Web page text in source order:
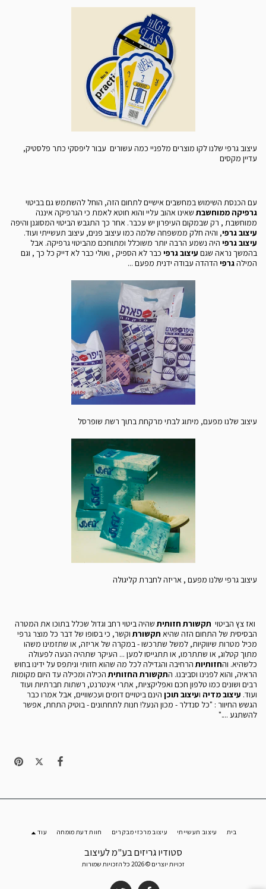
עיצוב גרפי שלנו לקו מוצרים מלפניי כמה עשורים עבור ליפסקי כתר פלסטיק,
עדיין מקסים
עם הכנסת השימוש במחשבים אישיים לתחום הזה, הוחל להשתמש גם בביטוי
גרפיקה ממוחשבתשאינו אהוב עליי והוא חוטא לאמת כי הגרפיקה איננה
ממוחשבת , רק שבמקום העיפרון יש עכבר. אחר כך התגבש הביטוי המסוגנן והיפה
עיצוב גרפי, והיה חלק ממשפחה שלמה כמו עיצוב פנים, עיצוב תעשייתי ועוד.
עיצוב גרפי היה נשמע הרבה יותר משוכלל ומתוחכם מהביטוי גרפיקה. אבל
בהמשך נראה שגם עיצוב גרפי כבר לא הספיק , ואולי כבר לא דייק כל כך , וגם
המילהגרפי הדהדה עבודה ידנית מפעם ...
עיצוב שלנו מפעם, מיתוג לבתי מרקחת בתוך רשת שופרסל
עיצוב גרפי שלנו מפעם , אריזה לחברת קליגולה
ואז צץ הביטוי תקשורת חזותיתשהיה ביטוי רחב וגדול שכלל בתוכו את המטרה
הבסיסית של התחום הזה שהיא תקשורתוקשר, כי בסופו של דבר כל מוצר גרפי
מכיל מטרות שיווקיות, למשל שתרכשו - במקרה של אריזה, או שתזמינו משהו
מתוך קטלוג, או שתתרמו, או תתגייסו למען ... העיקר שתהיה הנעה לפעולה
כלשהיא. והחזותיותהרחיבה והגדילה לכל מה שהוא חזותי וניתפס על ידינו בחוש
הראיה, והוא לפנינו וסביבנו. התקשורת החזותיתהכילה ומכילה עד היום מקומות
רבים ושונים כמו טלפון חכם ואפליקציות, אתרי אינטרנט, רשתות חברתיות ועוד
ועוד. עיצוב מדיה ועיצוב תוכן הינם ביטויים דומים ועכשוויים, אבל אמרו כבר
הגשש החיוור : "כל סנדלר - מכון הנעל! חנות לתחתונים - בוטיק התחת, אפשר
להשתגע ...."
סטודיו גריזים בע"מ לעיצוב
זכויות יוצרים © 2026 כל הזכויות שמורות
בית עיצוב תעשייתי עיצוב מרכזי מבקרים חוות דעת מומחה עוד